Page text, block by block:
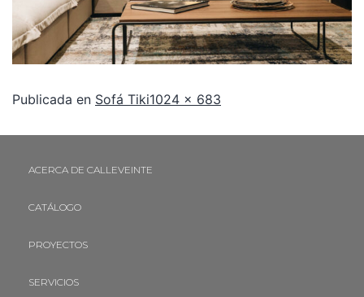
Publicada en Sofá Tiki1024 × 683
ACERCA DE CALLEVEINTE
CATÁLOGO
PROYECTOS
SERVICIOS